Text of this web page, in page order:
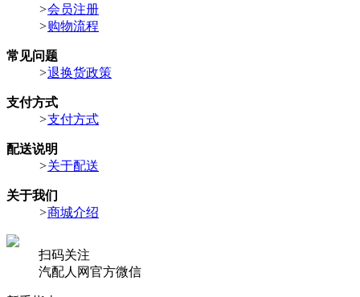
>会员注册
>购物流程
常见问题
>退换货政策
支付方式
>支付方式
配送说明
>关于配送
关于我们
>商城介绍
扫码关注
汽配人网官方微信